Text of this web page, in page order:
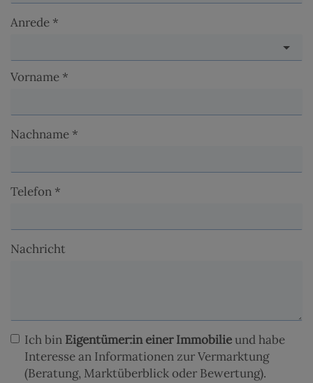
Anrede
Vorname
Nachname
Telefon
Nachricht
Ich bin Eigentümer:in einer Immobilie und habe
Interesse an Informationen zur Vermarktung
(Beratung, Marktüberblick oder Bewertung).